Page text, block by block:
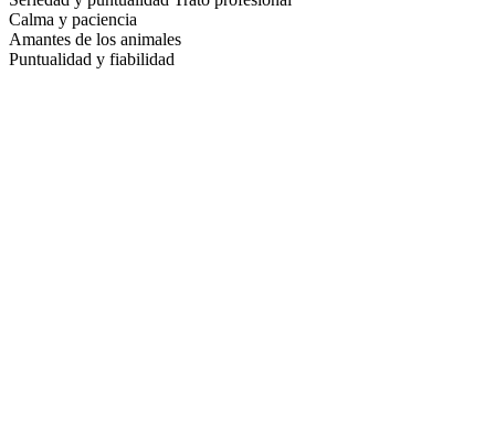
Calma y paciencia
Amantes de los animales
Puntualidad y fiabilidad